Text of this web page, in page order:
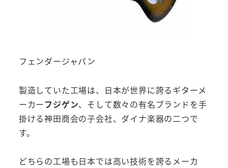
フェンダージャパン
製造していた工場は、日本が世界に誇るギターメ
ーカーフジゲン、そして数々の有名ブランドを手
掛ける神田商会の子会社、ダイナ楽器の二つで
す。
どちらの工場も日本では高い技術を誇るメーカ